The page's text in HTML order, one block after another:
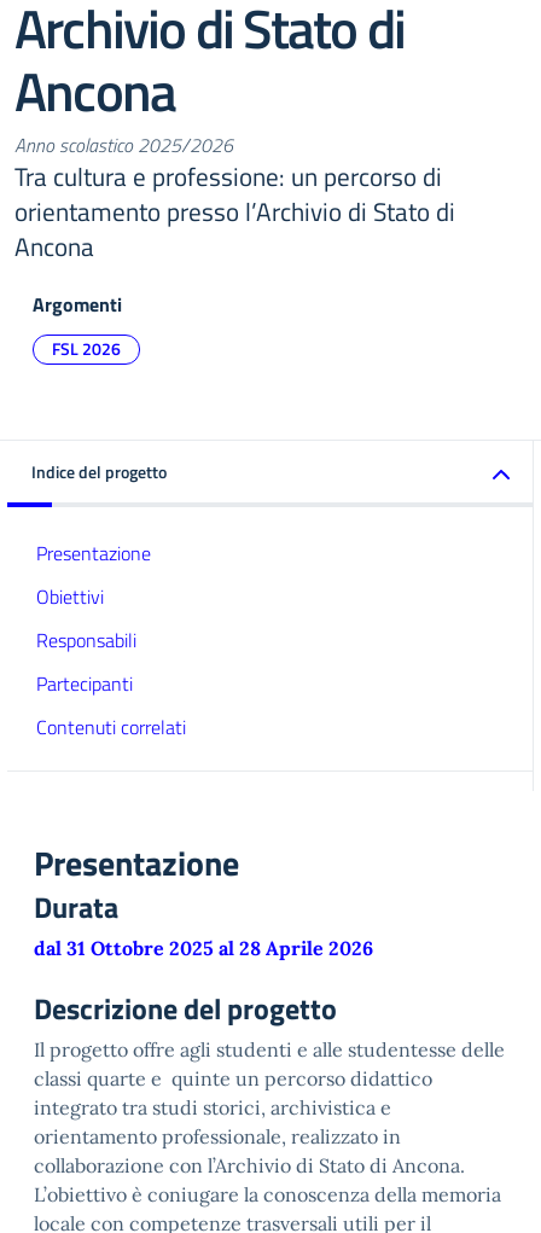
Archivio di Stato di
Ancona
Anno scolastico 2025/2026
Tra cultura e professione: un percorso di
orientamento presso l’Archivio di Stato di
Ancona
Argomenti
FSL 2026
Indice del progetto
Presentazione
Obiettivi
Responsabili
Partecipanti
Contenuti correlati
Presentazione
Durata
dal 31 Ottobre 2025 al 28 Aprile 2026
Descrizione del progetto
Il progetto offre agli studenti e alle studentesse delle
classi quarte e quinte un percorso didattico
integrato tra studi storici, archivistica e
orientamento professionale, realizzato in
collaborazione con l’Archivio di Stato di Ancona.
L’obiettivo è coniugare la conoscenza della memoria
locale con competenze trasversali utili per il